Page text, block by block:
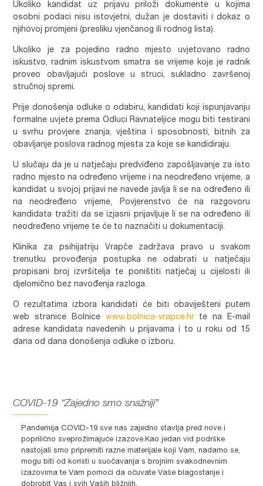
Ukoliko kandidat uz prijavu priloži dokumente u kojima
osobni podaci nisu istovjetni, dužan je dostaviti i dokaz o
njihovoj promjeni (presliku vjenčanog ili rodnog lista).
Ukoliko je za pojedino radno mjesto uvjetovano radno
iskustvo, radnim iskustvom smatra se vrijeme koje je radnik
proveo obavljajući poslove u struci, sukladno završenoj
stručnoj spremi.
Prije donošenja odluke o odabiru, kandidati koji ispunjavanju
formalne uvjete prema Odluci Ravnateljice mogu biti testirani
u svrhu provjere znanja, vještina i sposobnosti, bitnih za
obavljanje poslova radnog mjesta za koje se kandidiraju.
U slučaju da je u natječaju predviđeno zapošljavanje za isto
radno mjesto na određeno vrijeme i na neodređeno vrijeme, a
kandidat u svojoj prijavi ne navede javlja li se na određeno ili
na neodređeno vrijeme, Povjerenstvo će na razgovoru
kandidata tražiti da se izjasni prijavljuje li se na određeno ili
neodređeno vrijeme te će to naznačiti u dokumentaciji.
Klinika za psihijatriju Vrapče zadržava pravo u svakom
trenutku provođenja postupka ne odabrati u natječaju
propisani broj izvršitelja te poništiti natječaj u cijelosti ili
djelomično bez navođenja razloga.
O rezultatima izbora kandidati će biti obaviješteni putem
web stranice Bolnice www.bolnica-vrapce.hrte na E-mail
adrese kandidata navedenih u prijavama i to u roku od 15
dana od dana donošenja odluke o izboru.
COVID-19 “Zajedno smo snažniji”
Pandemija COVID-19 sve nas zajedno stavlja pred nove i
poprilično sveprožimajuće izazove.Kao jedan vid podrške
nastojali smo pripremiti razne materijale koji Vam, nadamo se,
mogu biti od koristi u suočavanja s brojnim svakodnevnim
izazovima te Vam pomoći da očuvate Vaše blagostanje i
dobrobit Vas i svih Vaših bližnjih.